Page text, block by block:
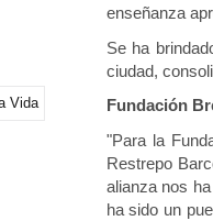
enseñanza
Se ha
ciudad,
Fundación
"Para la
Restrepo
alianza nos
ha sido un
Vida